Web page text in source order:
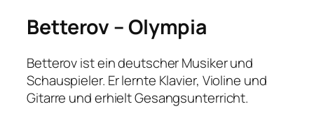
Betterov – Olympia
Betterov ist ein deutscher Musiker und
Schauspieler. Er lernte Klavier, Violine und
Gitarre und erhielt Gesangsunterricht.